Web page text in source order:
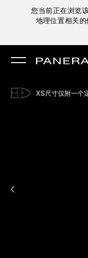
您当前正在浏览
地理位置相关
XS尺寸仅附一个